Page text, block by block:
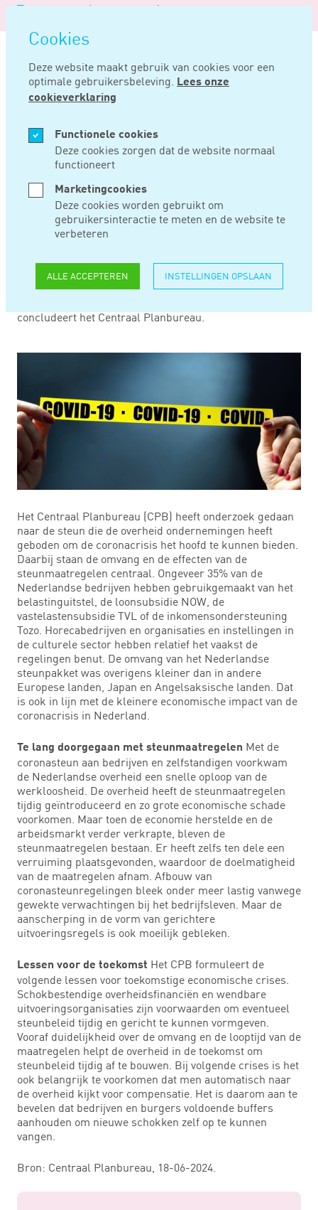
overslaan
Cookies
Deze website maakt gebruik van cookies voor een
optimale gebruikersbeleving. Lees onze
cookieverklaring
Functionele cookies
Deze cookies zorgen dat de website normaal
functioneert
Marketingcookies
Deze cookies worden gebruikt om
gebruikersinteractie te meten en de website te
verbeteren
ALLE ACCEPTEREN INSTELLINGEN OPSLAAN
Logo
Noord
Negentig
Home Nieuws
JUN 20, 2024
CPB: CORONASTEUN
HAD EERDER
MOGEN EINDIGEN
Vanuit economisch perspectief heeft het steunbeleid in
concludeert het Centraal Planbureau.
Het Centraal Planbureau (CPB) heeft onderzoek gedaan
naar de steun die de overheid ondernemingen heeft
geboden om de coronacrisis het hoofd te kunnen bieden.
Daarbij staan de omvang en de effecten van de
steunmaatregelen centraal. Ongeveer 35% van de
Nederlandse bedrijven hebben gebruikgemaakt van het
belastinguitstel, de loonsubsidie NOW, de
vastelastensubsidie TVL of de inkomensondersteuning
Tozo. Horecabedrijven en organisaties en instellingen in
de culturele sector hebben relatief het vaakst de
regelingen benut. De omvang van het Nederlandse
steunpakket was overigens kleiner dan in andere
Europese landen, Japan en Angelsaksische landen. Dat
is ook in lijn met de kleinere economische impact van de
coronacrisis in Nederland.
Te lang doorgegaan met steunmaatregelen Met de
coronasteun aan bedrijven en zelfstandigen voorkwam
de Nederlandse overheid een snelle oploop van de
werkloosheid. De overheid heeft de steunmaatregelen
tijdig geïntroduceerd en zo grote economische schade
voorkomen. Maar toen de economie herstelde en de
arbeidsmarkt verder verkrapte, bleven de
steunmaatregelen bestaan. Er heeft zelfs ten dele een
verruiming plaatsgevonden, waardoor de doelmatigheid
van de maatregelen afnam. Afbouw van
coronasteunregelingen bleek onder meer lastig vanwege
gewekte verwachtingen bij het bedrijfsleven. Maar de
aanscherping in de vorm van gerichtere
uitvoeringsregels is ook moeilijk gebleken.
Lessen voor de toekomst Het CPB formuleert de
volgende lessen voor toekomstige economische crises.
Schokbestendige overheidsfinanciën en wendbare
uitvoeringsorganisaties zijn voorwaarden om eventueel
steunbeleid tijdig en gericht te kunnen vormgeven.
Vooraf duidelijkheid over de omvang en de looptijd van de
maatregelen helpt de overheid in de toekomst om
steunbeleid tijdig af te bouwen. Bij volgende crises is het
ook belangrijk te voorkomen dat men automatisch naar
de overheid kijkt voor compensatie. Het is daarom aan te
bevelen dat bedrijven en burgers voldoende buffers
aanhouden om nieuwe schokken zelf op te kunnen
vangen.
Bron: Centraal Planbureau, 18-06-2024.